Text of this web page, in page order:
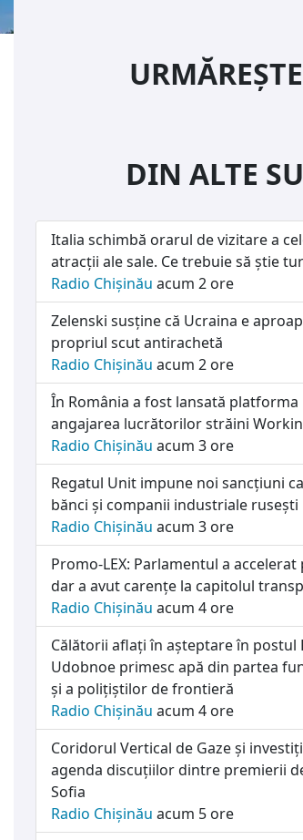
DIN ALTE
Italia schimbă orarul de vizitare a
atracții ale sale. Ce trebuie să știe
Radio Chișinău acum 2 ore
Zelenski susține că Ucraina e
propriul scut antirachetă
Radio Chișinău acum 2 ore
În România a fost lansată
angajarea lucrătorilor străini
Radio Chișinău acum 3 ore
Regatul Unit impune noi sancțiuni
bănci și companii industriale rusești
Radio Chișinău acum 3 ore
Promo-LEX: Parlamentul a
dar a avut carențe la capitolul
Radio Chișinău acum 4 ore
Călătorii aflați în așteptare în postul
Udobnoe primesc apă din partea
și a polițiștilor de frontieră
Radio Chișinău acum 4 ore
Coridorul Vertical de Gaze și
agenda discuțiilor dintre premierii
Sofia
Radio Chișinău acum 5 ore